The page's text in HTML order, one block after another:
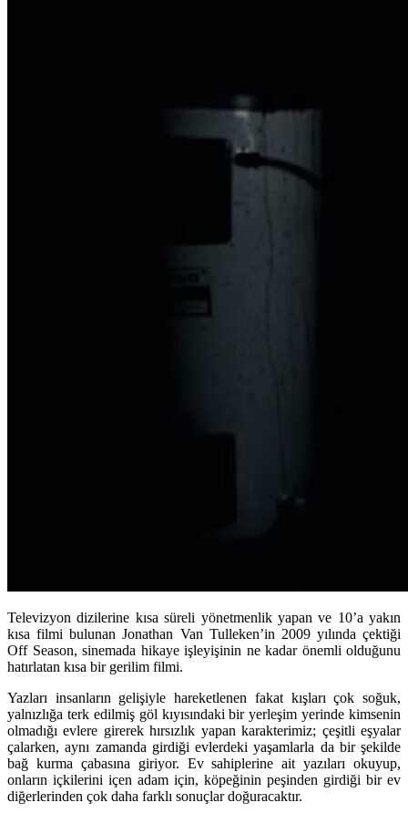
Televizyon dizilerine kısa süreli yönetmenlik yapan ve 10’a yakın
kısa filmi bulunan Jonathan Van Tulleken’in 2009 yılında çektiği
Off Season, sinemada hikaye işleyişinin ne kadar önemli olduğunu
hatırlatan kısa bir gerilim filmi.
Yazları insanların gelişiyle hareketlenen fakat kışları çok soğuk,
yalnızlığa terk edilmiş göl kıyısındaki bir yerleşim yerinde kimsenin
olmadığı evlere girerek hırsızlık yapan karakterimiz; çeşitli eşyalar
çalarken, aynı zamanda girdiği evlerdeki yaşamlarla da bir şekilde
bağ kurma çabasına giriyor. Ev sahiplerine ait yazıları okuyup,
onların içkilerini içen adam için, köpeğinin peşinden girdiği bir ev
diğerlerinden çok daha farklı sonuçlar doğuracaktır.